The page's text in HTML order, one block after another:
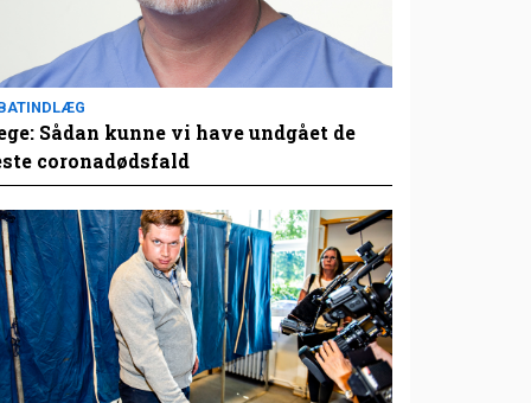
Sådan kunne vi have undgået de
coronadødsfald